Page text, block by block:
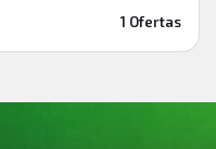
1 Ofertas